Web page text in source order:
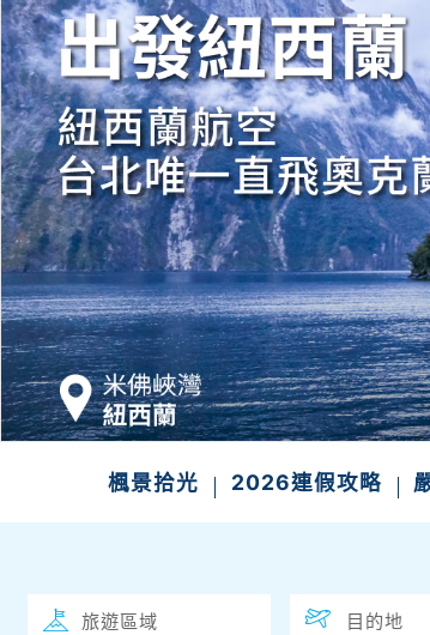
楓景拾光 2026連假攻略
旅遊區域 目的地